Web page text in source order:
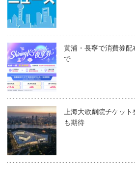
黄浦・長寧で消費券
で
上海大歌劇院チケッ
も期待